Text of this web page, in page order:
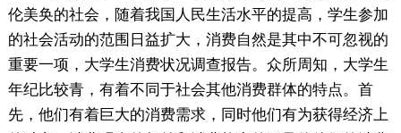
伦美奂的社会，随着我国人民生活水平的提高，学生参加
的社会活动的范围日益扩大，消费自然是其中不可忽视的
重要一项，大学生消费状况调查报告。众所周知，大学生
年纪比较青，有着不同于社会其他消费群体的特点。首
先，他们有着巨大的消费需求，同时他们有为获得经济上